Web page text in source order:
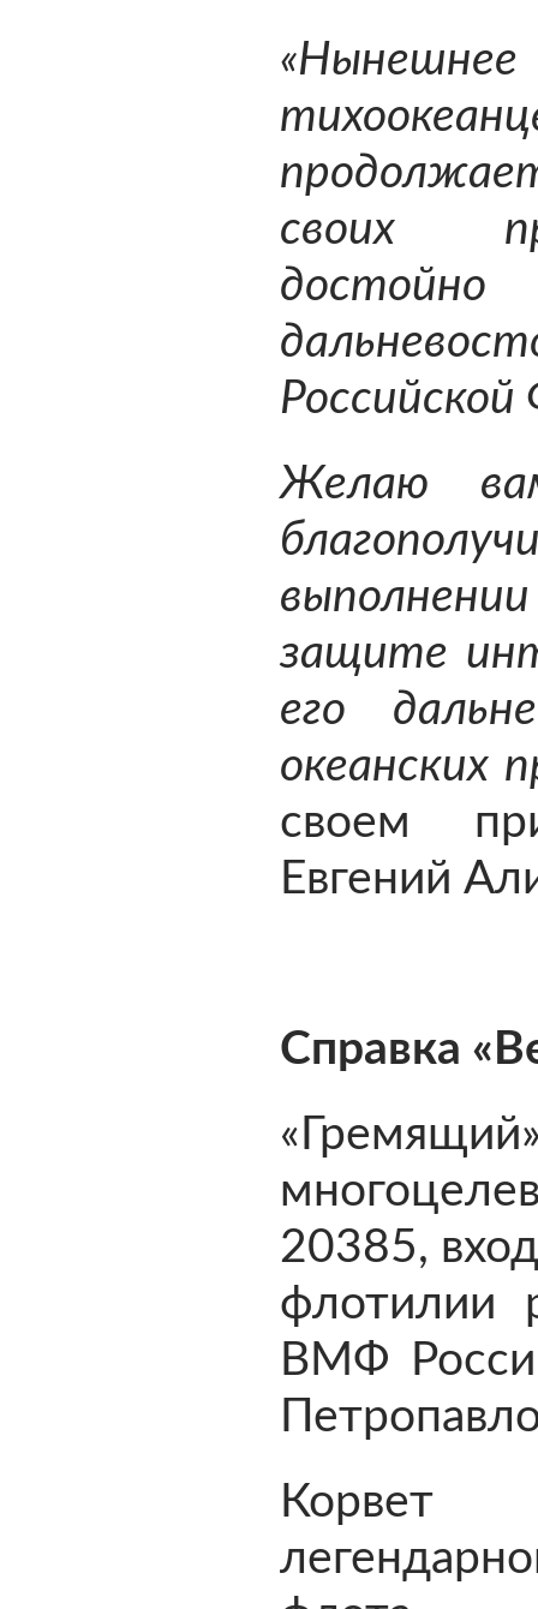
своих
Желаю
защите
его
океанских
своем
Евгений
Справка
20385,
флотилии
ВМФ
Корвет